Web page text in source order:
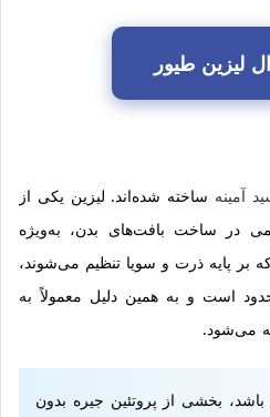
لیزین طیور
آمینه ساخته شده‌اند. لیزین یکی از
در ساخت بافت‌های بدن، به‌ویژه
بر پایه ذرت و سویا تنظیم می‌شوند،
است و به همین دلیل معمولاً به
می‌شود.
باشد، بخشی از پروتئین جیره بدون